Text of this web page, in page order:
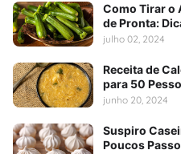
Como Tirar o
de Pronta:
julho 02, 2024
Receita de
para 50
junho 20, 2024
Suspiro
Poucos